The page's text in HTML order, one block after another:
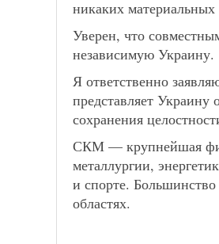
никаких материальных
Уверен, что
независимую Украину.
Я ответственно
представляет Украину
сохранения
СКМ — крупнейшая
металлургии,
и спорте.
областях.